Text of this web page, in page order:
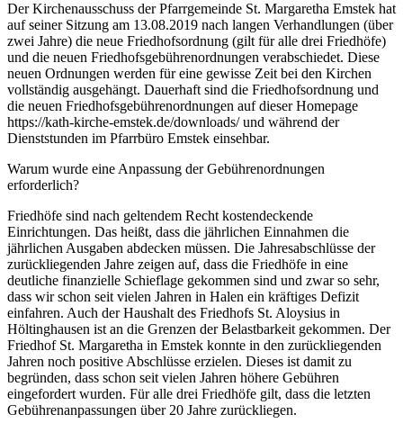
Der Kirchenausschuss der Pfarrgemeinde St. Margaretha Emstek hat
auf seiner Sitzung am 13.08.2019 nach langen Verhandlungen (über
zwei Jahre) die neue Friedhofsordnung (gilt für alle drei Friedhöfe)
und die neuen Friedhofsgebührenordnungen verabschiedet. Diese
neuen Ordnungen werden für eine gewisse Zeit bei den Kirchen
vollständig ausgehängt. Dauerhaft sind die Friedhofsordnung und
die neuen Friedhofsgebührenordnungen auf dieser Homepage
https://kath-kirche-emstek.de/downloads/ und während der
Dienststunden im Pfarrbüro Emstek einsehbar.
Warum wurde eine Anpassung der Gebührenordnungen
erforderlich?
Friedhöfe sind nach geltendem Recht kostendeckende
Einrichtungen. Das heißt, dass die jährlichen Einnahmen die
jährlichen Ausgaben abdecken müssen. Die Jahresabschlüsse der
zurückliegenden Jahre zeigen auf, dass die Friedhöfe in eine
deutliche finanzielle Schieflage gekommen sind und zwar so sehr,
dass wir schon seit vielen Jahren in Halen ein kräftiges Defizit
einfahren. Auch der Haushalt des Friedhofs St. Aloysius in
Höltinghausen ist an die Grenzen der Belastbarkeit gekommen. Der
Friedhof St. Margaretha in Emstek konnte in den zurückliegenden
Jahren noch positive Abschlüsse erzielen. Dieses ist damit zu
begründen, dass schon seit vielen Jahren höhere Gebühren
eingefordert wurden. Für alle drei Friedhöfe gilt, dass die letzten
Gebührenanpassungen über 20 Jahre zurückliegen.